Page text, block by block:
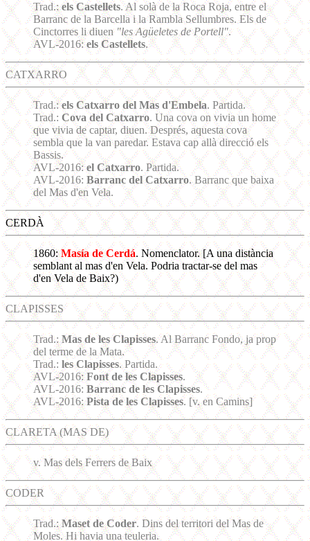
Trad.:els Castellets. Al solà de la Roca Roja, entre el
Barranc de la Barcella i la Rambla Sellumbres. Els de
Cinctorres li diuen"les Agüeletes de Portell".
AVL-2016:els Castellets.
CATXARRO
Trad.:els Catxarro del Mas d'Embela. Partida.
Trad.: Cova del Catxarro. Una cova on vivia un home
que vivia de captar, diuen. Després, aquesta cova
sembla que la van paredar. Estava cap allà direcció els
Bassis.
AVL-2016:el Catxarro. Partida.
AVL-2016: Barranc del Catxarro. Barranc que baixa
del Mas d'en Vela.
CERDÀ
1860:Masía de Cerdá. Nomenclator. [A una distància
semblant al mas d'en Vela. Podria tractar-se del mas
d'en Vela de Baix?)
CLAPISSES
Trad.:Mas de les Clapisses. Al Barranc Fondo, ja prop
del terme de la Mata.
Trad.: les Clapisses. Partida.
AVL-2016:Font de les Clapisses.
AVL-2016:Barranc de les Clapisses.
AVL-2016:Pista de les Clapisses. [v. en Camins]
CLARETA (MAS DE)
v. Mas dels Ferrers de Baix
CODER
Trad.:Maset de Coder. Dins del territori del Mas de
Moles. Hi havia una teuleria.